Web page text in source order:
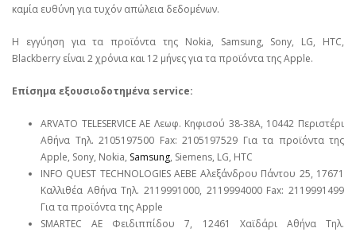
καμία ευθύνη για τυχόν απώλεια δεδομένων.
Η εγγύηση για τα προϊόντα της Nokia, Samsung, Sony, LG, HTC,
Blackberry είναι 2 χρόνια και 12 μήνες για τα προϊόντα της Apple.
Επίσημα εξουσιοδοτημένα service:
ARVATO TELESERVICE ΑΕ Λεωφ. Κηφισού 38-38Α, 10442 Περιστέρι
Αθήνα Τηλ. 2105197500 Fax: 2105197529 Για τα προϊόντα της
Apple, Sony, Nokia, Samsung, Siemens, LG, HTC
INFO QUEST TECHNOLOGIES ΑΕΒΕ Αλεξάνδρου Πάντου 25, 17671
Καλλιθέα Αθήνα Τηλ. 2119991000, 2119994000 Fax: 2119991499
Για τα προϊόντα της Apple
SMARTEC ΑΕ Φειδιππίδου 7, 12461 Χαϊδάρι Αθήνα Τηλ.